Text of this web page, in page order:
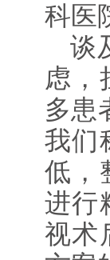
科医
谈
虑，
多患
我们
低，
进行
视术